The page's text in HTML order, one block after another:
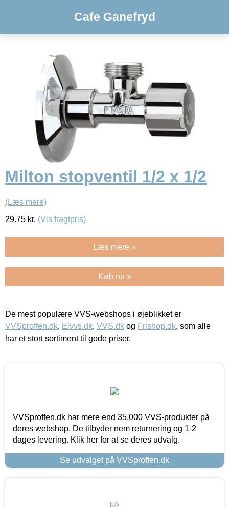
Cafe Ganefryd
Milton stopventil 1/2 x 1/2
(Læs mere)
29.75 kr. (Vis fragtpris)
Læs mere »
Køb nu »
De mest populære VVS-webshops i øjeblikket er
VVSproffen.dk, Elvvs.dk, VVS.dk og Frishop.dk, som alle
har et stort sortiment til gode priser.
VVSproffen.dk har mere end 35.000 VVS-produkter på
deres webshop. De tilbyder nem returnering og 1-2
dages levering. Klik her for at se deres udvalg.
Se udvalget på VVSproffen.dk